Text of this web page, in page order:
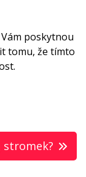
poskytnou
tomu, že tímto
stromek?